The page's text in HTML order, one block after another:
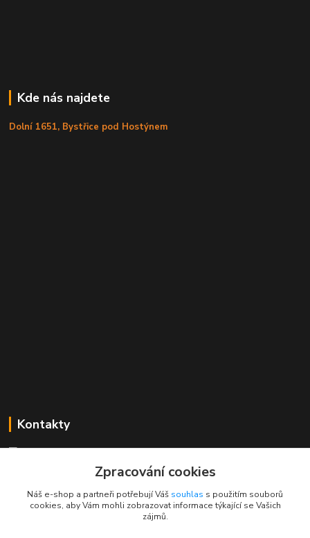
Kde nás najdete
Dolní 1651, Bystřice pod Hostýnem
Kontakty
+420 725 613 837
info@rajklubicek.cz
Zpracování cookies
Náš e-shop a partneři potřebují Váš souhlas s použitím souborů
cookies, aby Vám mohli zobrazovat informace týkající se Vašich
zájmů.